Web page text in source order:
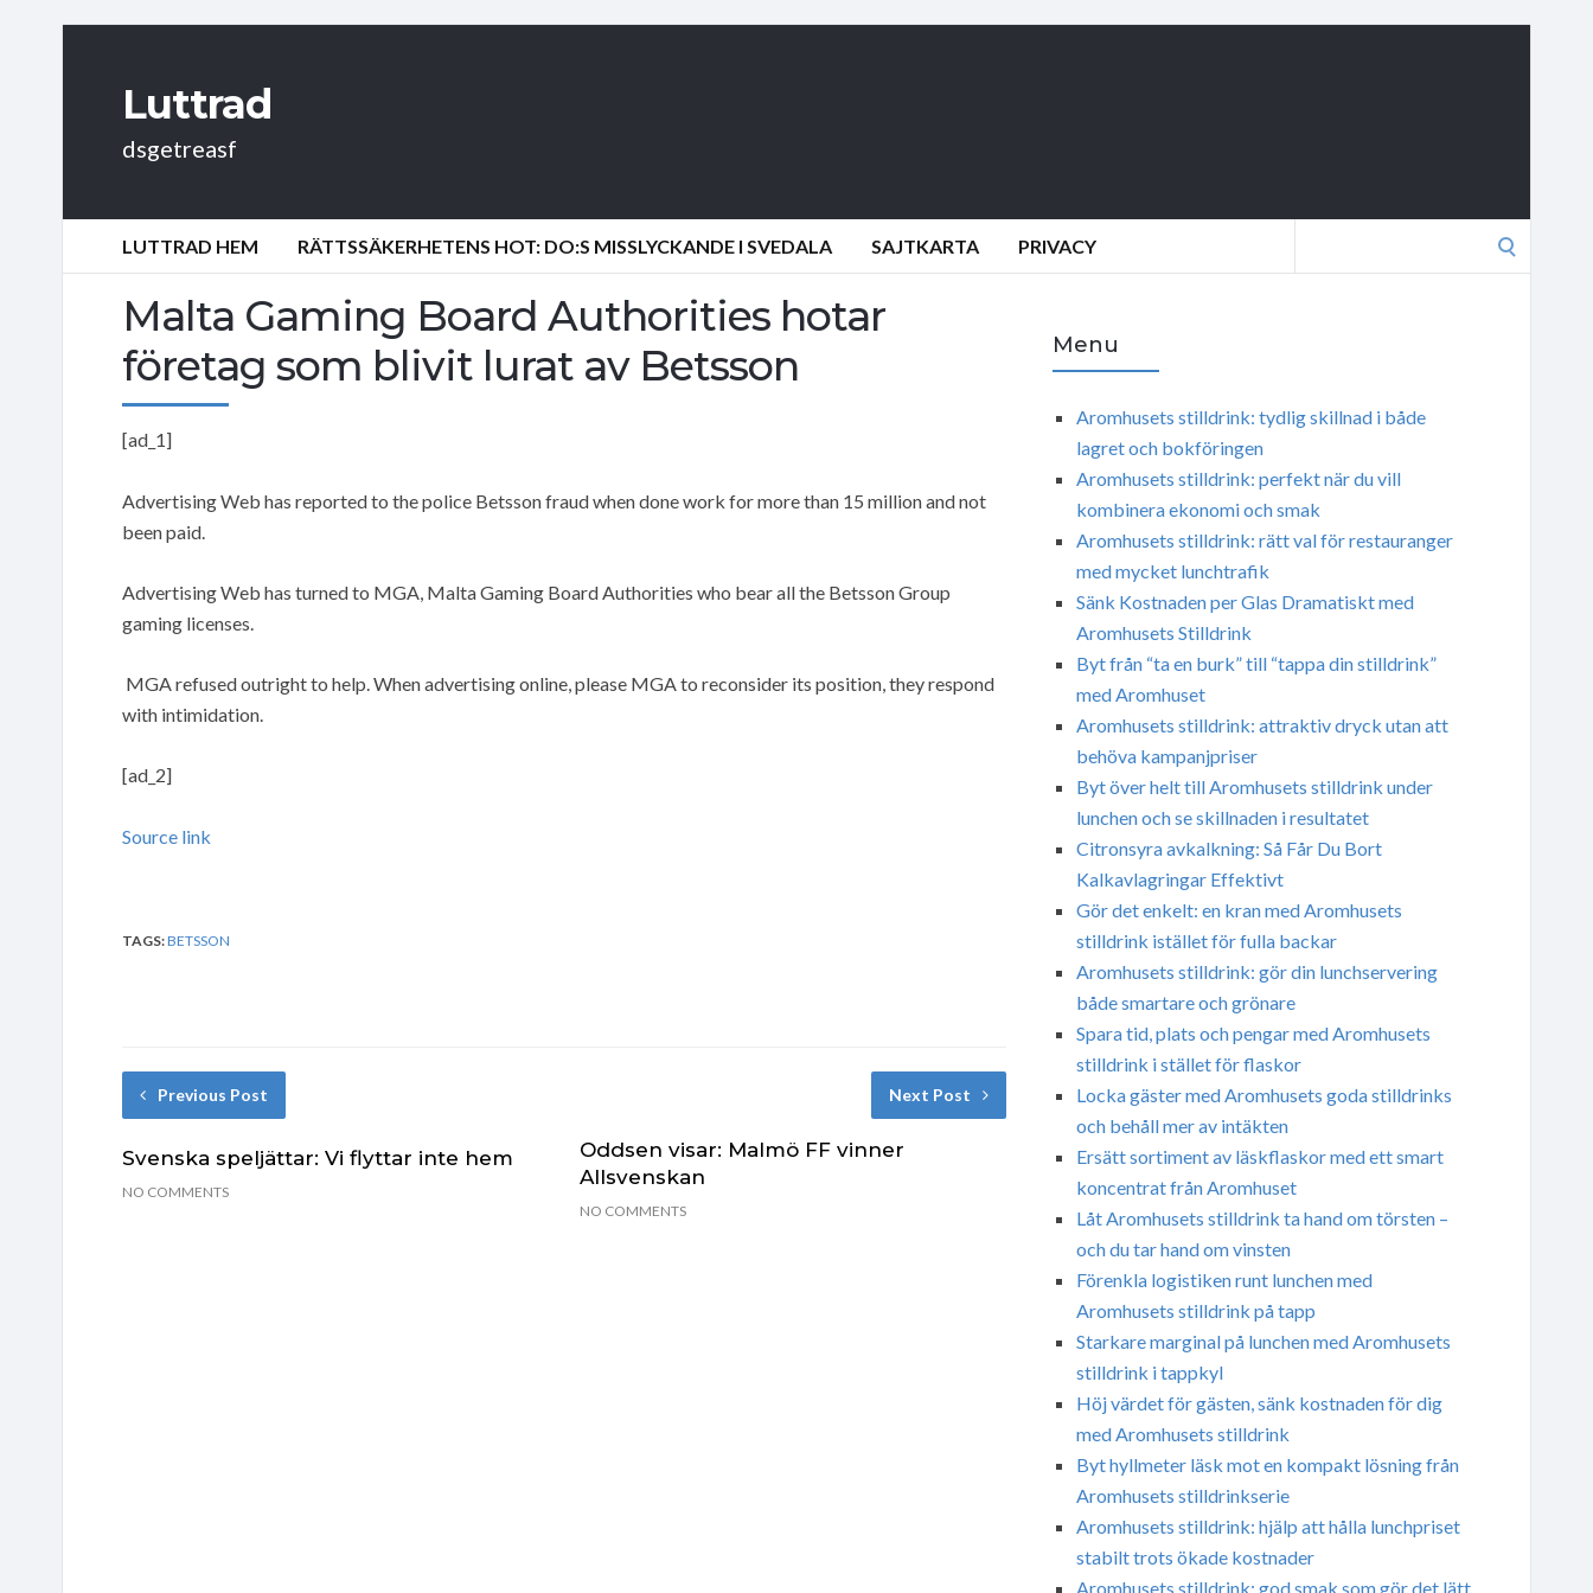
Luttrad
dsgetreasf
LUTTRAD HEM RÄTTSSÄKERHETENS HOT: DO:S MISSLYCKANDE I SVEDALA SAJTKARTA PRIVACY
Malta Gaming Board Authorities hotar
företag som blivit lurat av Betsson
[ad_1]
Advertising Web has reported to the police Betsson fraud when done work for more than 15 million and not
been paid.
Advertising Web has turned to MGA, Malta Gaming Board Authorities who bear all the Betsson Group
gaming licenses.
MGA refused outright to help. When advertising online, please MGA to reconsider its position, they respond
with intimidation.
[ad_2]
Source link
TAGS:BETSSON
Previous Post
Svenska speljättar: Vi flyttar inte hem
NO COMMENTS
Next Post
Oddsen visar: Malmö FF vinner
Allsvenskan
NO COMMENTS
Menu
Aromhusets stilldrink: tydlig skillnad i både
lagret och bokföringen
Aromhusets stilldrink: perfekt när du vill
kombinera ekonomi och smak
Aromhusets stilldrink: rätt val för restauranger
med mycket lunchtrafik
Sänk Kostnaden per Glas Dramatiskt med
Aromhusets Stilldrink
Byt från “ta en burk” till “tappa din stilldrink”
med Aromhuset
Aromhusets stilldrink: attraktiv dryck utan att
behöva kampanjpriser
Byt över helt till Aromhusets stilldrink under
lunchen och se skillnaden i resultatet
Citronsyra avkalkning: Så Får Du Bort
Kalkavlagringar Effektivt
Gör det enkelt: en kran med Aromhusets
stilldrink istället för fulla backar
Aromhusets stilldrink: gör din lunchservering
både smartare och grönare
Spara tid, plats och pengar med Aromhusets
stilldrink i stället för flaskor
Locka gäster med Aromhusets goda stilldrinks
och behåll mer av intäkten
Ersätt sortiment av läskflaskor med ett smart
koncentrat från Aromhuset
Låt Aromhusets stilldrink ta hand om törsten –
och du tar hand om vinsten
Förenkla logistiken runt lunchen med
Aromhusets stilldrink på tapp
Starkare marginal på lunchen med Aromhusets
stilldrink i tappkyl
Höj värdet för gästen, sänk kostnaden för dig
med Aromhusets stilldrink
Byt hyllmeter läsk mot en kompakt lösning från
Aromhusets stilldrinkserie
Aromhusets stilldrink: hjälp att hålla lunchpriset
stabilt trots ökade kostnader
Aromhusets stilldrink: god smak som gör det lätt